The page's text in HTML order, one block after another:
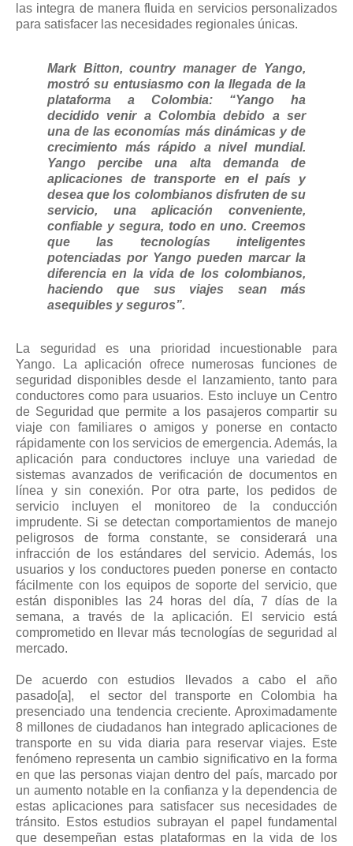
las integra de manera fluida en servicios personalizados
para satisfacer las necesidades regionales únicas.
Mark Bitton, country manager de Yango,
mostró su entusiasmo con la llegada de la
plataforma a Colombia: “Yango ha
decidido venir a Colombia debido a ser
una de las economías más dinámicas y de
crecimiento más rápido a nivel mundial.
Yango percibe una alta demanda de
aplicaciones de transporte en el país y
desea que los colombianos disfruten de su
servicio, una aplicación conveniente,
confiable y segura, todo en uno. Creemos
que las tecnologías inteligentes
potenciadas por Yango pueden marcar la
diferencia en la vida de los colombianos,
haciendo que sus viajes sean más
asequibles y seguros”.
La seguridad es una prioridad incuestionable para
Yango. La aplicación ofrece numerosas funciones de
seguridad disponibles desde el lanzamiento, tanto para
conductores como para usuarios. Esto incluye un Centro
de Seguridad que permite a los pasajeros compartir su
viaje con familiares o amigos y ponerse en contacto
rápidamente con los servicios de emergencia. Además, la
aplicación para conductores incluye una variedad de
sistemas avanzados de verificación de documentos en
línea y sin conexión. Por otra parte, los pedidos de
servicio incluyen el monitoreo de la conducción
imprudente. Si se detectan comportamientos de manejo
peligrosos de forma constante, se considerará una
infracción de los estándares del servicio. Además, los
usuarios y los conductores pueden ponerse en contacto
fácilmente con los equipos de soporte del servicio, que
están disponibles las 24 horas del día, 7 días de la
semana, a través de la aplicación. El servicio está
comprometido en llevar más tecnologías de seguridad al
mercado.
De acuerdo con estudios llevados a cabo el año
pasado[a], el sector del transporte en Colombia ha
presenciado una tendencia creciente. Aproximadamente
8 millones de ciudadanos han integrado aplicaciones de
transporte en su vida diaria para reservar viajes. Este
fenómeno representa un cambio significativo en la forma
en que las personas viajan dentro del país, marcado por
un aumento notable en la confianza y la dependencia de
estas aplicaciones para satisfacer sus necesidades de
tránsito. Estos estudios subrayan el papel fundamental
que desempeñan estas plataformas en la vida de los